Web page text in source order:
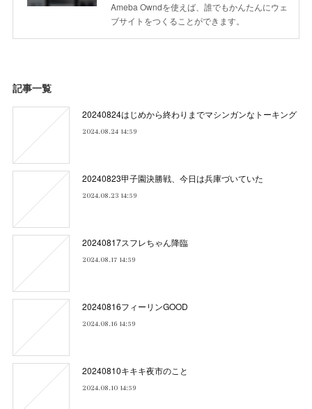
Ameba Owndを使えば、誰でもかんたんにウェ
ブサイトをつくることができます。
記事一覧
20240824はじめから終わりまでマシンガンなトーキング
2024.08.24 14:59
20240823甲子園決勝戦、今日は兵庫づいていた
2024.08.23 14:59
20240817スフレちゃん降臨
2024.08.17 14:59
20240816フィーリンGOOD
2024.08.16 14:59
20240810キキキ夜市のこと
2024.08.10 14:59